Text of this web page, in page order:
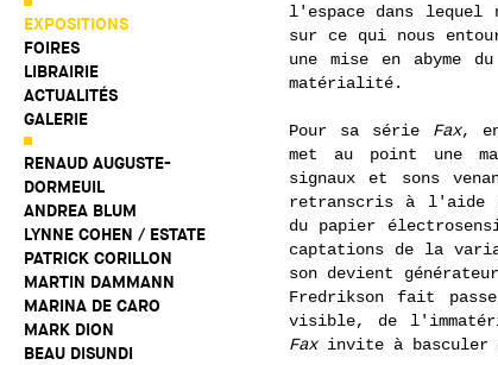
EXPOSITIONS
FOIRES
LIBRAIRIE
ACTUALITÉS
GALERIE
RENAUD AUGUSTE-
DORMEUIL
ANDREA BLUM
LYNNE COHEN / ESTATE
PATRICK CORILLON
MARTIN DAMMANN
MARINA DE CARO
MARK DION
BEAU DISUNDI
l'espace dans lequel
sur ce qui nous
une mise en abyme
matérialité.
Pour sa sérieFax,
met au point une
signaux et sons
retranscris à l'aide
du papier
captations de la
son devient
Fredrikson fait
visible, de
Faxinvite à basculer